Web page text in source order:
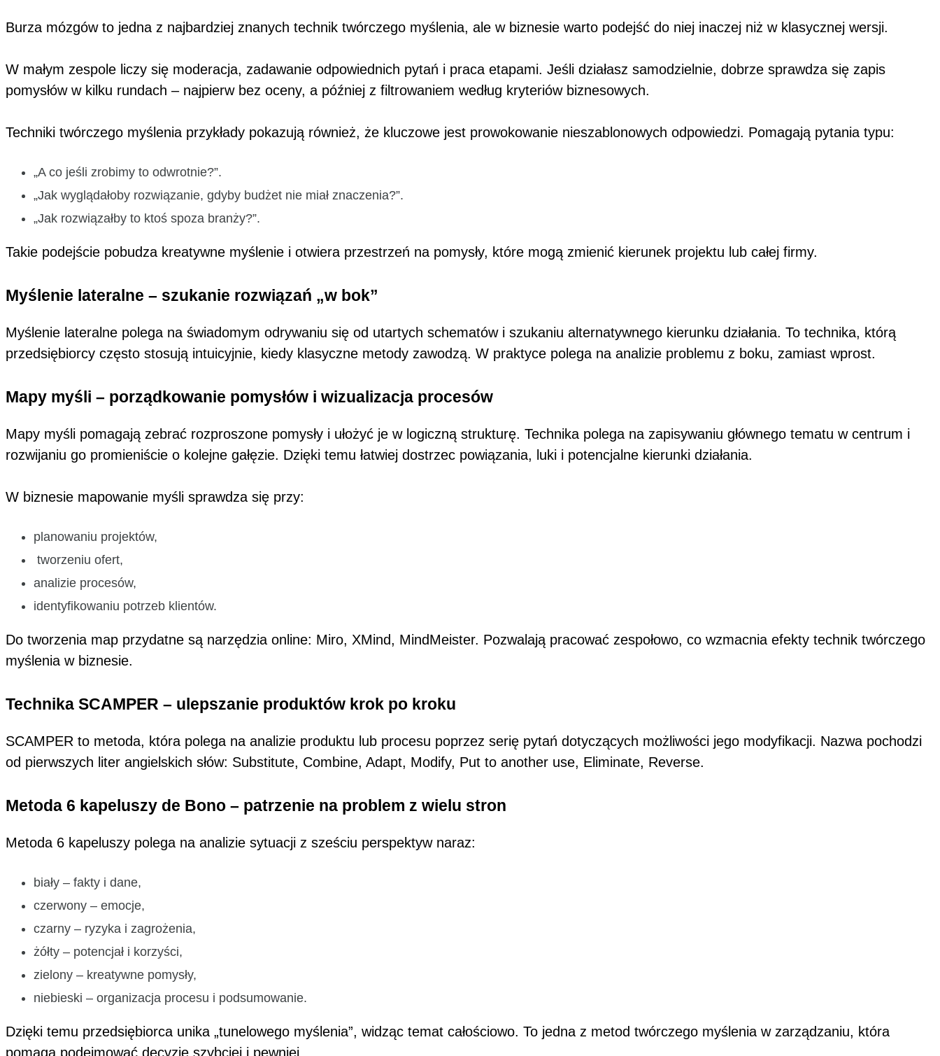
Burza mózgów to jedna z najbardziej znanych technik twórczego myślenia, ale w biznesie warto podejść do niej inaczej niż w klasycznej wersji.
W małym zespole liczy się moderacja, zadawanie odpowiednich pytań i praca etapami. Jeśli działasz samodzielnie, dobrze sprawdza się zapis
pomysłów w kilku rundach – najpierw bez oceny, a później z filtrowaniem według kryteriów biznesowych.
Techniki twórczego myślenia przykłady pokazują również, że kluczowe jest prowokowanie nieszablonowych odpowiedzi. Pomagają pytania typu:
„A co jeśli zrobimy to odwrotnie?”.
„Jak wyglądałoby rozwiązanie, gdyby budżet nie miał znaczenia?”.
„Jak rozwiązałby to ktoś spoza branży?”.
Takie podejście pobudza kreatywne myślenie i otwiera przestrzeń na pomysły, które mogą zmienić kierunek projektu lub całej firmy.
Myślenie lateralne – szukanie rozwiązań „w bok”
Myślenie lateralne polega na świadomym odrywaniu się od utartych schematów i szukaniu alternatywnego kierunku działania. To technika, którą
przedsiębiorcy często stosują intuicyjnie, kiedy klasyczne metody zawodzą. W praktyce polega na analizie problemu z boku, zamiast wprost.
Mapy myśli – porządkowanie pomysłów i wizualizacja procesów
Mapy myśli pomagają zebrać rozproszone pomysły i ułożyć je w logiczną strukturę. Technika polega na zapisywaniu głównego tematu w centrum i
rozwijaniu go promieniście o kolejne gałęzie. Dzięki temu łatwiej dostrzec powiązania, luki i potencjalne kierunki działania.
W biznesie mapowanie myśli sprawdza się przy:
planowaniu projektów,
tworzeniu ofert,
analizie procesów,
identyfikowaniu potrzeb klientów.
Do tworzenia map przydatne są narzędzia online: Miro, XMind, MindMeister. Pozwalają pracować zespołowo, co wzmacnia efekty technik twórczego
myślenia w biznesie.
Technika SCAMPER – ulepszanie produktów krok po kroku
SCAMPER to metoda, która polega na analizie produktu lub procesu poprzez serię pytań dotyczących możliwości jego modyfikacji. Nazwa pochodzi
od pierwszych liter angielskich słów: Substitute, Combine, Adapt, Modify, Put to another use, Eliminate, Reverse.
Metoda 6 kapeluszy de Bono – patrzenie na problem z wielu stron
Metoda 6 kapeluszy polega na analizie sytuacji z sześciu perspektyw naraz:
biały – fakty i dane,
czerwony – emocje,
czarny – ryzyka i zagrożenia,
żółty – potencjał i korzyści,
zielony – kreatywne pomysły,
niebieski – organizacja procesu i podsumowanie.
Dzięki temu przedsiębiorca unika „tunelowego myślenia”, widząc temat całościowo. To jedna z metod twórczego myślenia w zarządzaniu, która
pomaga podejmować decyzje szybciej i pewniej.